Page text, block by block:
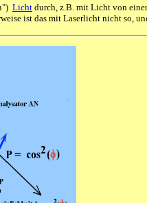
Licht durch, z.B. mit Licht von
ist das mit Laserlicht nicht so,